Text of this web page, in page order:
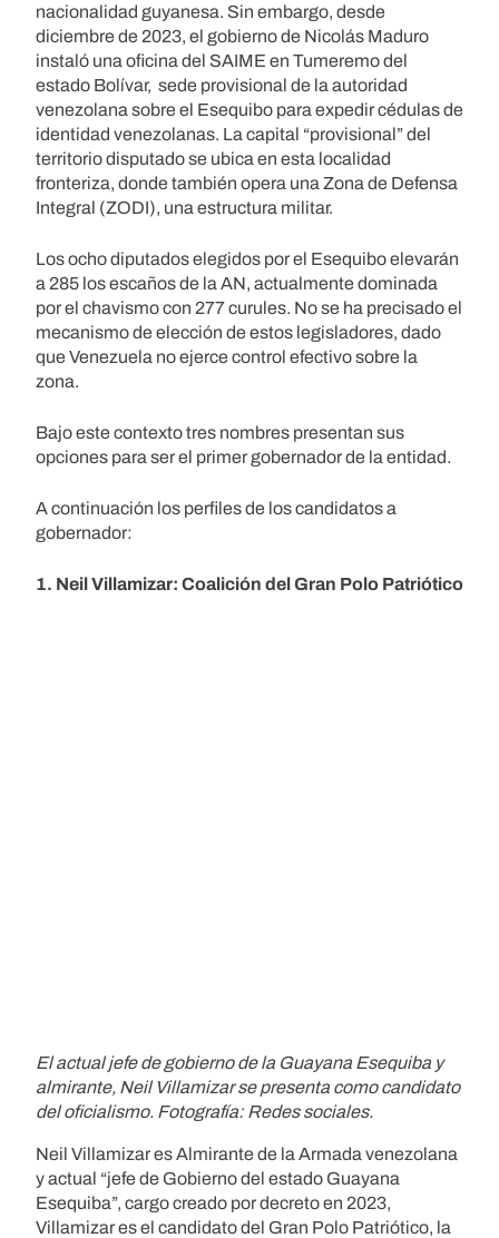
nacionalidad guyanesa. Sin embargo, desde
diciembre de 2023, el gobierno de Nicolás Maduro
instaló una oficina del SAIME en Tumeremo del
estado Bolívar, sede provisional de la autoridad
venezolana sobre el Esequibo para expedir cédulas de
identidad venezolanas. La capital “provisional” del
territorio disputado se ubica en esta localidad
fronteriza, donde también opera una Zona de Defensa
Integral (ZODI), una estructura militar.
Los ocho diputados elegidos por el Esequibo elevarán
a 285 los escaños de la AN, actualmente dominada
por el chavismo con 277 curules. No se ha precisado el
mecanismo de elección de estos legisladores, dado
que Venezuela no ejerce control efectivo sobre la
zona.
Bajo este contexto tres nombres presentan sus
opciones para ser el primer gobernador de la entidad.
A continuación los perfiles de los candidatos a
gobernador:
1. Neil Villamizar: Coalición del Gran Polo Patriótico
El actual jefe de gobierno de la Guayana Esequiba y
almirante, Neil Villamizar se presenta como candidato
del oficialismo. Fotografía: Redes sociales.
Neil Villamizar es Almirante de la Armada venezolana
y actual “jefe de Gobierno del estado Guayana
Esequiba”, cargo creado por decreto en 2023,
Villamizar es el candidato del Gran Polo Patriótico, la